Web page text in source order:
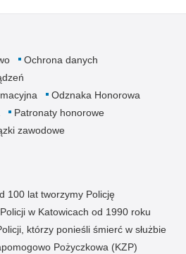
Ochrona danych
Odznaka Honorowa
Patronaty honorowe
zawodowe
100 lat tworzymy Policję
w Katowicach od 1990 roku
którzy ponieśli śmierć w służbie
Pożyczkowa (KZP)